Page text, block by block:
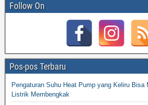
Follow On
Pos-pos Terbaru
Pengaturan Suhu Heat Pump yang Keliru Bisa
Listrik Membengkak